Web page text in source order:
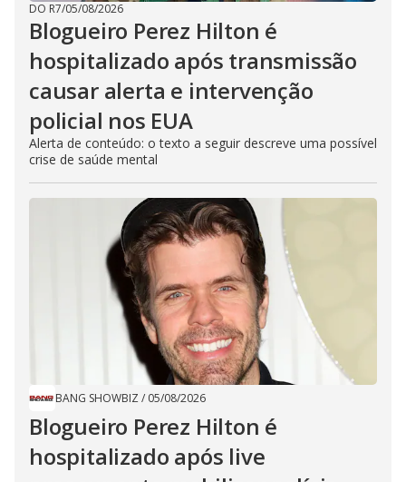
DO R7/05/08/2026
Blogueiro Perez Hilton é
hospitalizado após transmissão
causar alerta e intervenção
policial nos EUA
Alerta de conteúdo: o texto a seguir descreve uma possível
crise de saúde mental
BANG SHOWBIZ / 05/08/2026
Blogueiro Perez Hilton é
hospitalizado após live